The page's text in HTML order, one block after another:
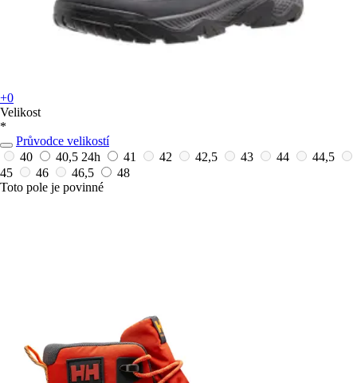
+0
Velikost
*
Průvodce velikostí
40
40,5 24h 41 42 42,5 43 44
44,5
45
46 46,5
48
Toto pole je povinné